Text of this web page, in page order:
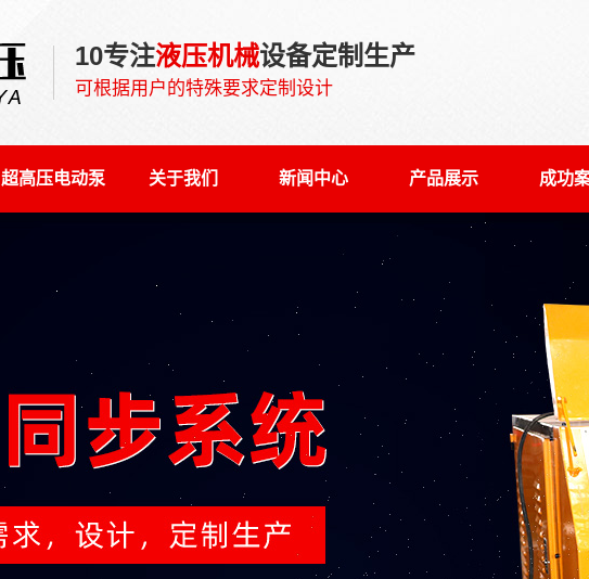
10专注液压机械设备定制生产
可根据用户的特殊要求定制设计
超高压电动泵 关于我们 新闻中心 产品展示 成功